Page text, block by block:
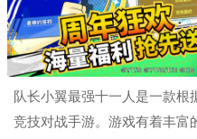
队长小翼最强十一人是一款
竞技对战手游。游戏有着丰富